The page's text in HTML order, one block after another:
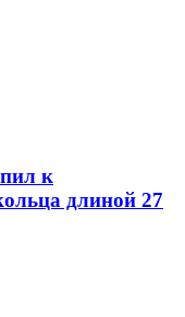
к
длиной 27